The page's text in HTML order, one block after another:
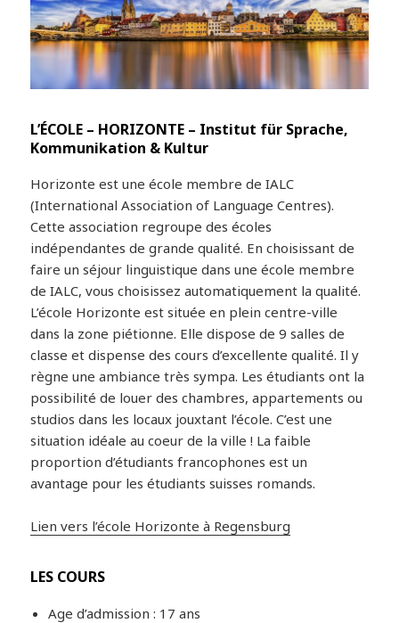
L’ÉCOLE – HORIZONTE – Institut für Sprache,
Kommunikation & Kultur
Horizonte est une école membre de IALC
(International Association of Language Centres).
Cette association regroupe des écoles
indépendantes de grande qualité. En choisissant de
faire un séjour linguistique dans une école membre
de IALC, vous choisissez automatiquement la qualité.
L’école Horizonte est située en plein centre-ville
dans la zone piétionne. Elle dispose de 9 salles de
classe et dispense des cours d’excellente qualité. Il y
règne une ambiance très sympa. Les étudiants ont la
possibilité de louer des chambres, appartements ou
studios dans les locaux jouxtant l’école. C’est une
situation idéale au coeur de la ville ! La faible
proportion d’étudiants francophones est un
avantage pour les étudiants suisses romands.
Lien vers l’école Horizonte à Regensburg
LES COURS
Age d’admission : 17 ans